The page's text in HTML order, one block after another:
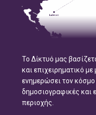
Το Δίκτυό μας
και επιχειρηματικό
ενημερώσει τον κόσμο
δημοσιογραφικές και
περιοχής.